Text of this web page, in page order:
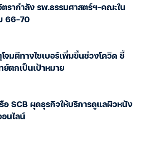
รากำลัง รพ.ธรรมศาสตร์ฯ-คณะใน
66-70
โจมตีทางไซเบอร์เพิ่มขึ้นช่วงโควิด ชี้
ตกเป็นเป้าหมาย
อ SCB ผุดธุรกิจให้บริการดูแลผิวหนัง
นไลน์